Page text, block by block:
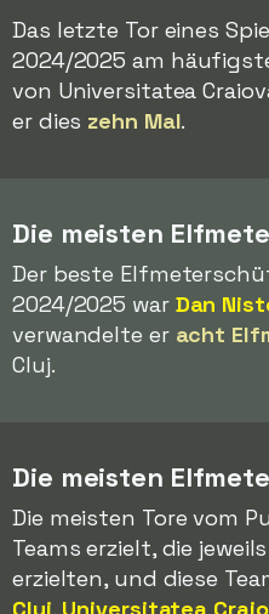
Das letzte Tor eines
2024/2025 am
von Universitatea
er dies zehn Mal.
Die meisten
Der beste
2024/2025 war Dan
verwandelte er acht
Cluj.
Die meisten
Die meisten Tore vom
Teams erzielt, die jeweils
erzielten, und diese